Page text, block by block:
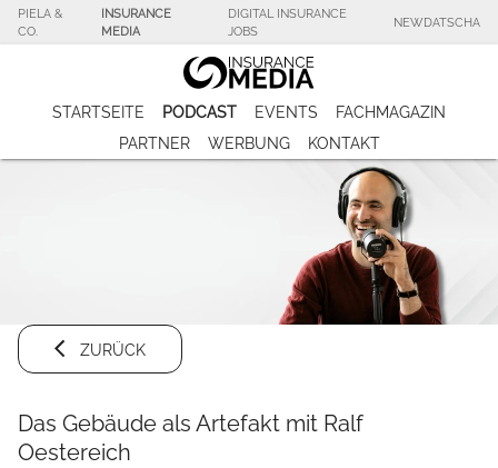
PIELA &
CO.
INSURANCE
MEDIA
DIGITAL INSURANCE
JOBS
NEWDATSCHA
STARTSEITE PODCAST EVENTS
FACHMAGAZIN
PARTNER
WERBUNG KONTAKT
ZURÜCK
Das Gebäude als Artefakt mit Ralf
Oestereich